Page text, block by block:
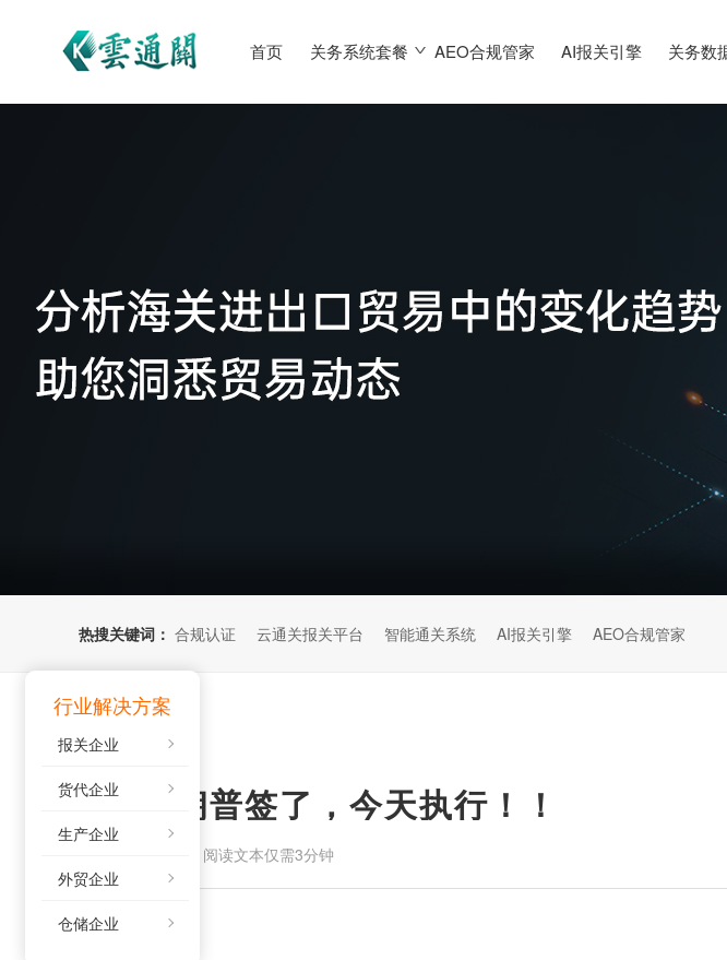
首页 关务系统套餐 AEO合规管家 AI报关引擎 关务数
行业解决方案
报关企业
货代企业
生产企业
外贸企业
仓储企业
热搜关键词： 合规认证 云通关报关平台 智能通关系统 AI报关引擎 AEO合规管家
深夜！特朗普签了，今天执行！！
阅读文本仅需3分钟